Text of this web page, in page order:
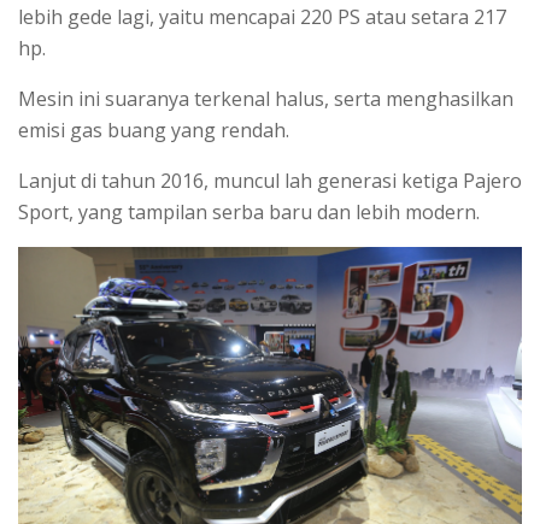
lebih gede lagi, yaitu mencapai 220 PS atau setara 217
hp.
Mesin ini suaranya terkenal halus, serta menghasilkan
emisi gas buang yang rendah.
Lanjut di tahun 2016, muncul lah generasi ketiga Pajero
Sport, yang tampilan serba baru dan lebih modern.